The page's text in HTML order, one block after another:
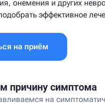
онемения и других
эффективное
на приём
причину симптома
на